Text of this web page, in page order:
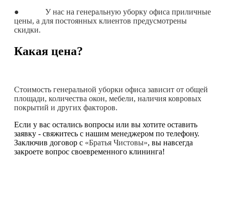
● У нас на генеральную уборку офиса приличные
цены, а для постоянных клиентов предусмотрены
скидки.
Какая цена?
Стоимость генеральной уборки офиса зависит от общей
площади, количества окон, мебели, наличия ковровых
покрытий и других факторов.
Если у вас остались вопросы или вы хотите оставить
заявку - свяжитесь с нашим менеджером по телефону.
Заключив договор с «Братья Чистовы», вы навсегда
закроете вопрос своевременного клининга!